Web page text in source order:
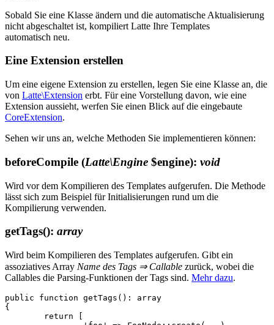
Sobald Sie eine Klasse ändern und die automatische Aktualisierung
nicht abgeschaltet ist, kompiliert Latte Ihre Templates
automatisch neu.
Eine Extension erstellen
Um eine eigene Extension zu erstellen, legen Sie eine Klasse an, die
von Latte\Extension erbt. Für eine Vorstellung davon, wie eine
Extension aussieht, werfen Sie einen Blick auf die eingebaute
CoreExtension.
Sehen wir uns an, welche Methoden Sie implementieren können:
beforeCompile (Latte\Engine $engine): void
Wird vor dem Kompilieren des Templates aufgerufen. Die Methode
lässt sich zum Beispiel für Initialisierungen rund um die
Kompilierung verwenden.
getTags(): array
Wird beim Kompilieren des Templates aufgerufen. Gibt ein
assoziatives Array Name des Tags ⇒ Callable zurück, wobei die
Callables die Parsing-Funktionen der Tags sind. Mehr dazu.
public function getTags(): array
{